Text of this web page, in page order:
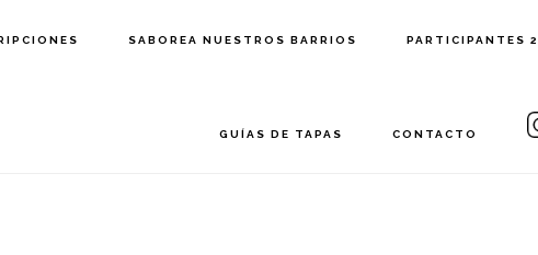
SABOREA NUESTROS BARRIOS PARTICIPANTES
GUÍAS DE TAPAS CONTACTO